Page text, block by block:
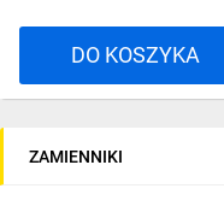
DO KOSZYKA
ZAMIENNIKI